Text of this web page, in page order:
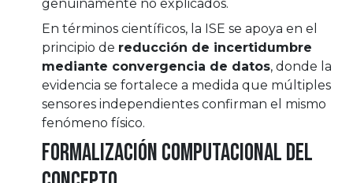
genuinamente no explicados.
En términos científicos, la ISE se apoya en el
principio de reducción de incertidumbre
mediante convergencia de datos, donde la
evidencia se fortalece a medida que múltiples
sensores independientes confirman el mismo
fenómeno físico.
Formalización computacional del